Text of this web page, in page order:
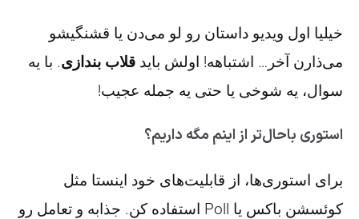
خیلیا اول ویدیو داستان رو لو می‌دن یا قشنگیشو
می‌ذارن آخر… اشتباهه! اولش باید قلاب بندازی. با یه
سوال، یه شوخی یا حتی یه جمله عجیب!
استوری باحال‌تر از اینم مگه داریم؟
برای استوری‌ها، از قابلیت‌های خود اینستا مثل
کوئسشن باکس یا Poll استفاده کن. جذابه و تعامل رو